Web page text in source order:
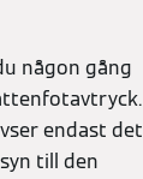
någon gång
endast det
till den